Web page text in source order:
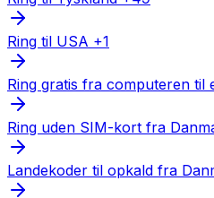
Ring til USA +1
Ring gratis fra computeren til
Ring uden SIM-kort fra
Landekoder til opkald fra